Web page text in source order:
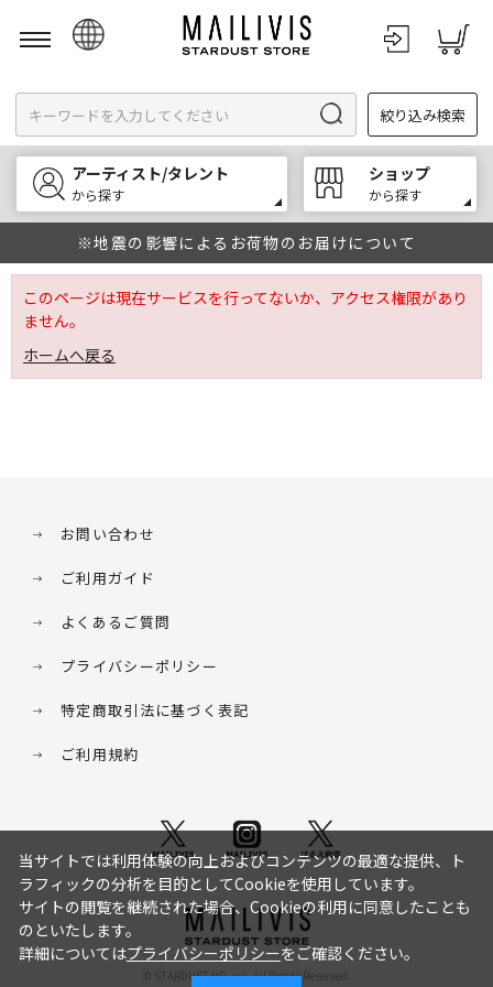
English
한국어
中文
絞り込み検索
アーティスト/タレント
から探す
ショップ
から探す
※地震の影響によるお荷物のお届けについて
このページは現在サービスを行ってないか、アクセス権限があり
ません。
ホームへ戻る
お問い合わせ
ご利用ガイド
よくあるご質問
プライバシーポリシー
特定商取引法に基づく表記
ご利用規約
© STARDUST HD. inc. All Rights Reserved.
当サイトでは利用体験の向上およびコンテンツの最適な提供、ト
ラフィックの分析を目的としてCookieを使用しています。
サイトの閲覧を継続された場合、Cookieの利用に同意したことも
のといたします。
詳細についてはプライバシーポリシーをご確認ください。